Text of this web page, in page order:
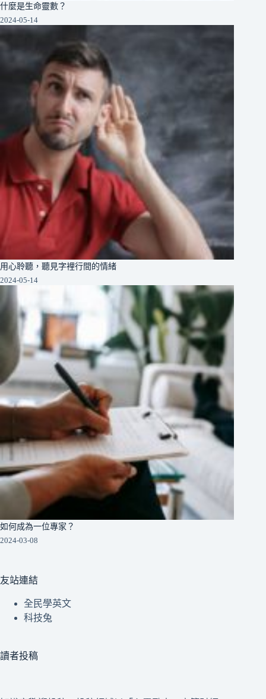
什麼是生命靈數？
2024-05-14
用心聆聽，聽見字裡行間的情緒
2024-05-14
如何成為一位專家？
2024-03-08
友站連結
全民學英文
科技兔
讀者投稿